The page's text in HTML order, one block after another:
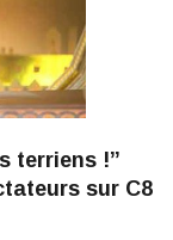
terriens !”
sur C8